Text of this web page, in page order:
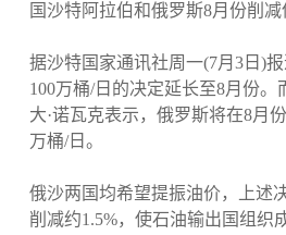
国沙特阿拉伯和俄罗斯8月份削减
据沙特国家通讯社周一(7月3日)
100万桶/日的决定延长至8月份。
大·诺瓦克表示，俄罗斯将在8月
万桶/日。
俄沙两国均希望提振油价，上述
削减约1.5%，使石油输出国组织